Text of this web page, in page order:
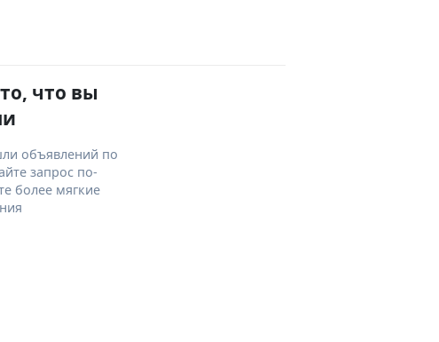
что вы
объявлений по
запрос по-
более мягкие